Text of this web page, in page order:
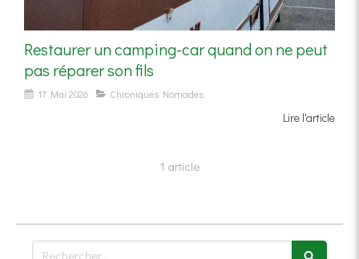
Restaurer un camping-car quand on ne peut
pas réparer son fils
17 Mai 2026 Chroniques Nomades
Lire l'article
1 article
Rechercher